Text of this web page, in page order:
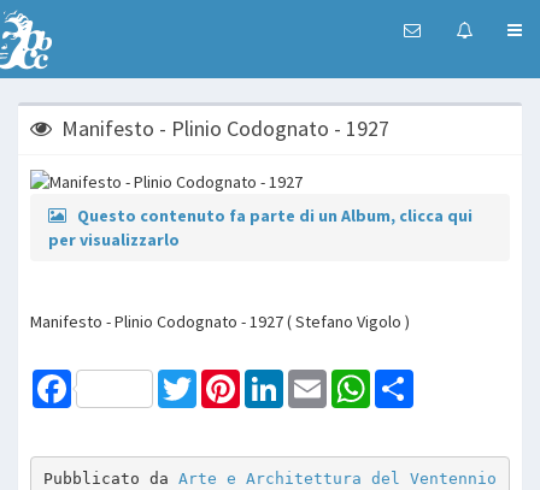
Manifesto - Plinio Codognato - 1927
Questo contenuto fa parte di un Album, clicca qui
per visualizzarlo
Manifesto - Plinio Codognato - 1927 ( Stefano Vigolo )
Facebook TwitterPinterestLinkedInEmail WhatsApp
Pubblicato da Arte e Architettura del Ventennio